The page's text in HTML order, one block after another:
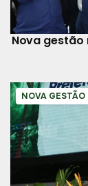
Nova
NOVA GESTÃO